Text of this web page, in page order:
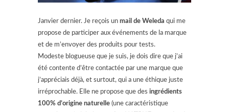
Janvier dernier. Je reçois un mail de Weleda qui me
propose de participer aux événements de la marque
et de m’envoyer des produits pour tests.
Modeste blogueuse que je suis, je dois dire que j’ai
été contente d’être contactée par une marque que
j’appréciais déjà, et surtout, qui a une éthique juste
irréprochable. Elle ne propose que des ingrédients
100% d’origine naturelle (une caractéristique